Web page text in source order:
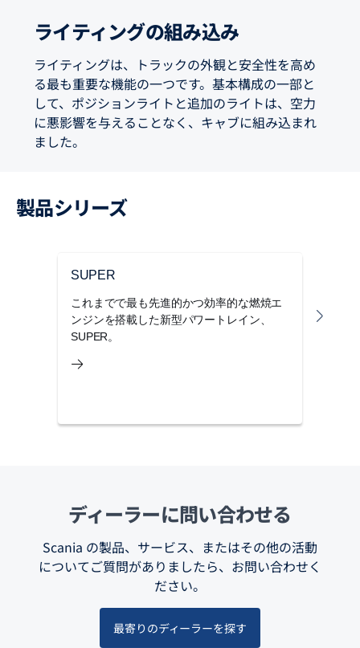
ライティングの組み込み
ライティングは、トラックの外観と安全性を高め
る最も重要な機能の一つです。基本構成の一部と
して、ポジションライトと追加のライトは、空力
に悪影響を与えることなく、キャブに組み込まれ
ました。
製品シリーズ
SUPER
これまでで最も先進的かつ効率的な燃焼エ
ンジンを搭載した新型パワートレイン、
SUPER。
ディーラーに問い合わせる
Scania の製品、サービス、またはその他の活動
についてご質問がありましたら、お問い合わせく
ださい。
最寄りのディーラーを探す